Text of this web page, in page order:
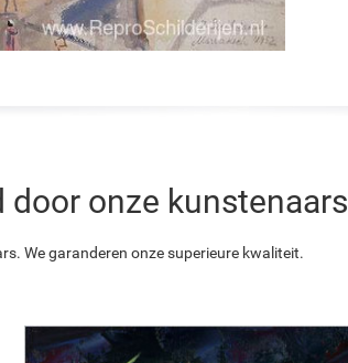
onze kunstenaars
We garanderen onze superieure kwaliteit.